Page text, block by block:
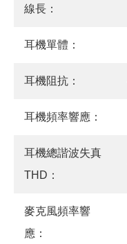
線長：
耳機單體：
耳機阻抗：
耳機頻率響應：
耳機總諧波失真
THD：
麥克風頻率響
應：